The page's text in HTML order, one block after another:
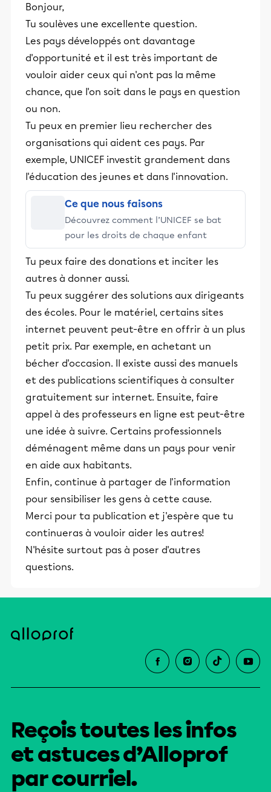
Bonjour,
Tu soulèves une excellente question.
Les pays développés ont davantage
d'opportunité et il est très important de
vouloir aider ceux qui n'ont pas la même
chance, que l'on soit dans le pays en question
ou non.
Tu peux en premier lieu rechercher des
organisations qui aident ces pays. Par
exemple, UNICEF investit grandement dans
l'éducation des jeunes et dans l'innovation.
Ce que nous faisons
Découvrez comment l’UNICEF se bat
pour les droits de chaque enfant
Tu peux faire des donations et inciter les
autres à donner aussi.
Tu peux suggérer des solutions aux dirigeants
des écoles. Pour le matériel, certains sites
internet peuvent peut-être en offrir à un plus
petit prix. Par exemple, en achetant un
bécher d'occasion. Il existe aussi des manuels
et des publications scientifiques à consulter
gratuitement sur internet. Ensuite, faire
appel à des professeurs en ligne est peut-être
une idée à suivre. Certains professionnels
déménagent même dans un pays pour venir
en aide aux habitants.
Enfin, continue à partager de l'information
pour sensibiliser les gens à cette cause.
Merci pour ta publication et j'espère que tu
continueras à vouloir aider les autres!
N'hésite surtout pas à poser d'autres
questions.
Reçois toutes les infos
et astuces d’Alloprof
par courriel.